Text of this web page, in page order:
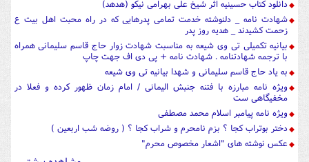
دانلود کتاب حسینیه اثر شیخ علی بهرامی نیکو (هدهد)
شهادت نامه _ دلنوشته خدمت تمامی پدرهایی که در راه محبت اهل بیت ع
زحمت کشیدند _ هدیه روز پدر
بیانیه تکمیلی تی وی شیعه به مناسبت شهادت زوار حاج قاسم سلیمانی همراه
با ترجمه شهادتنامه . شهادت نامه + پی دی اف جهت چاپ
به یاد حاج قاسم سلیمانی و شهدا بیانیه تی وی شیعه
ویژه نامه مبارزه با فتنه جنبش الیمانی / امام زمان ظهور کرده و فعلا در
مخفیگاهی ست
ویژه نامه پیامبر اسلام محمد مصطفی
دختر بوتراب کجا ؟ بزم نامحرم و شراب کجا ؟ ( روضه شب اربعین )
عکس نوشته های "اشعار مخصوص محرم"